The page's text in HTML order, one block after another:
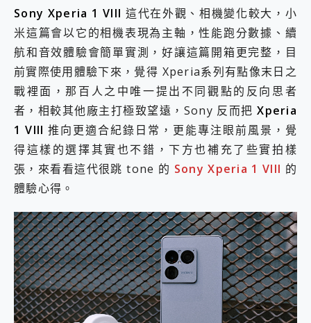
小體積 40000mAh 超大容量 一次充5個設備 充好充滿 CUKTECH 酷態科 300W 微型充電站 開箱 評測
97.3% 恢復率，資料救援就是這麼簡單 EaseUS Data Recovery Wizard Free 18.0.0 業界最好的資料救援軟體
磁碟系統大風吹 有了 磁碟管理程式 EaseUS Partition Master 就是這麼簡單
全新 SONY Xperia 1 VI 開箱! 相機實測! 長焦覆蓋更遠更清晰、2日長續航、頂尖影音娛樂效能~
Xiaomi 14 Ultra 開箱 評測~ 有深度的 Leica 影像旗艦手機! 加碼小旗艦 Xiaomi 14 開箱 評測
vivo TWS 3e 真無線藍牙耳機智慧降噪升級、音質明亮溫潤，並支援雙設備連接~
MSI Claw 掌機專屬配件包 來囉 完美保護 MSI Claw A1M-026TW 電競掌機
人像旗艦 vivo V30 系列 開箱 評測! 首搭蔡司光學鏡頭、攝影棚級柔光環、拍攝功能最好玩的美拍神機 vivo V30 Pro
多個願望一次滿足 超強散熱 微星 MSI Claw A1M-026TW 電競掌機 開箱 評測
一吸完美對位 擁有超強吸力與超好用的隱磁支架 O-ONE MAG 最會吸的行動電源 開箱 評測
OPPO 哈蘇 300mm 專業增距鏡實測：Find X9 Ultra 光學長焦隨手拍，紀錄生活就是這麼簡單
ASUS Pad 全面應援 Me Time，加碼愛奇藝黃金雙周卡體驗，專案價最低 NT$0 起
Sony Xperia 1 VIII 這代在外觀、相機變化較大，小
米這篇會以它的相機表現為主軸，性能跑分數據、續
航和音效體驗會簡單實測，好讓這篇開箱更完整，目
前實際使用體驗下來，覺得 Xperia系列有點像末日之
戰裡面，那百人之中唯一提出不同觀點的反向思者
者，相較其他廠主打極致望遠，Sony 反而把Xperia
1 VIII 推向更適合紀錄日常，更能專注眼前風景，覺
得這樣的選擇其實也不錯，下方也補充了些實拍樣
張，來看看這代很跳 tone 的 Sony Xperia 1 VIII 的
體驗心得。